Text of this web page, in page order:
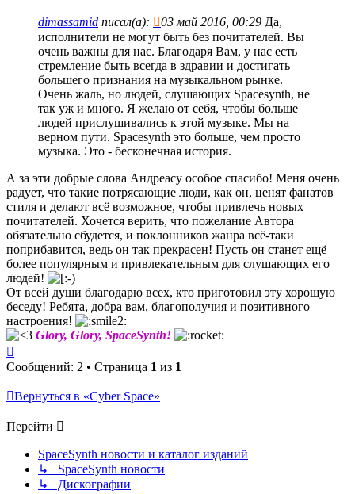
dimassamid писал(а): 03 май 2016, 00:29 Да,
исполнители не могут быть без почитателей. Вы
очень важны для нас. Благодаря Вам, у нас есть
стремление быть всегда в здравии и достигать
большего признания на музыкальном рынке.
Очень жаль, но людей, слушающих Spacesynth, не
так уж и много. Я желаю от себя, чтобы больше
людей прислушивались к этой музыке. Мы на
верном пути. Spacesynth это больше, чем просто
музыка. Это - бесконечная история.
А за эти добрые слова Андреасу особое спасибо! Меня очень
радует, что такие потрясающие люди, как он, ценят фанатов
стиля и делают всё возможное, чтобы привлечь новых
почитателей. Хочется верить, что пожелание Автора
обязательно сбудется, и поклонников жанра всё-таки
поприбавится, ведь он так прекрасен! Пусть он станет ещё
более популярным и привлекательным для слушающих его
людей!
От всей души благодарю всех, кто приготовил эту хорошую
беседу! Ребята, добра вам, благополучия и позитивного
настроения!
Glory, Glory, SpaceSynth!
к
началу
Сообщений: 2 • Страница 1 из 1
Вернуться в «Cyber Space»
Перейти
SpaceSynth новости и каталог изданий
↳ SpaceSynth новости
↳ Дискографии